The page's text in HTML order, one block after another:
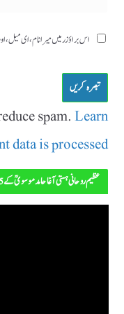
اس براؤزر میں میرا نام، ای
spam.Learn
data is processed.
عظیم روحانی ہستی آغا حامد موسویؒ کے 55 سال کہاں گزرے